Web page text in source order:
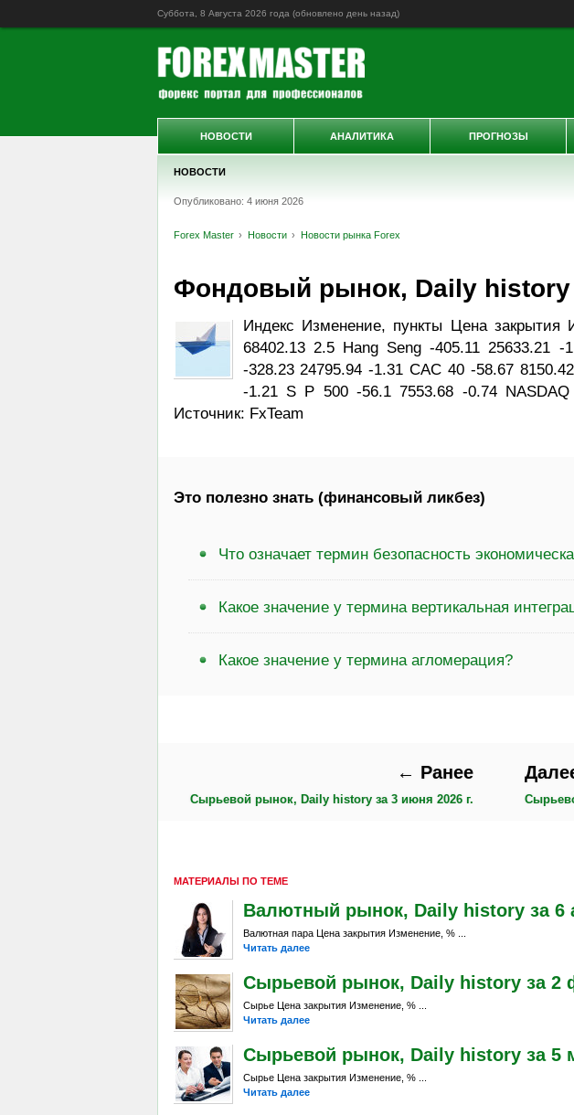
Суббота, 8 Августа 2026 года (обновлено день назад)
НОВОСТИ
Опубликовано: 4 июня 2026
Forex Master Новости Новости рынка Forex
Фондовый рынок, Daily history
Индекс Изменение, пункты Цена закрытия
68402.13 2.5 Hang Seng -405.11 25633.21
-328.23 24795.94 -1.31 CAC 40 -58.67
-1.21 S P 500 -56.1 7553.68 -0.74
Источник: FxTeam
Это полезно знать (финансовый ликбез)
Что означает термин безопасность
Какое значение у термина вертикальная
Какое значение у термина агломерация?
← Ранее
Сырьевой рынок, Daily history за 3 июня 2026 г.
МАТЕРИАЛЫ ПО ТЕМЕ
Валютный рынок, Daily history за 6
Валютная пара Цена закрытия Изменение, % ...
Читать далее
Сырьевой рынок, Daily history за 2
Сырье Цена закрытия Изменение, % ...
Читать далее
Сырьевой рынок, Daily history за 5
Сырье Цена закрытия Изменение, % ...
Читать далее
НОВОСТИ АНАЛИТИКА ПРОГНОЗЫ